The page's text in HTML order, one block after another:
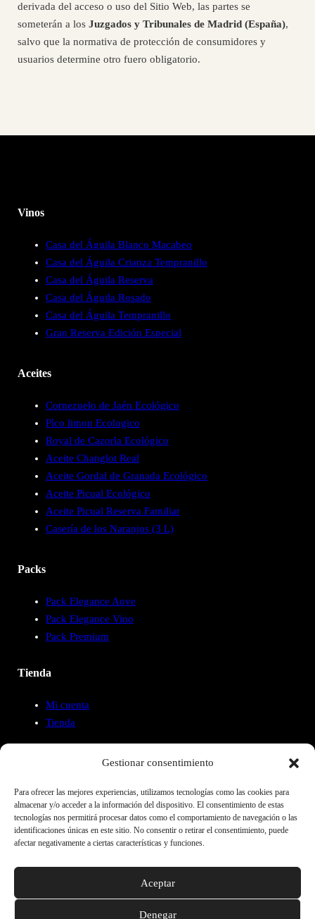
Gestionar consentimiento
Para ofrecer las mejores experiencias, utilizamos tecnologías como las cookies para
almacenar y/o acceder a la información del dispositivo. El consentimiento de estas
tecnologías nos permitirá procesar datos como el comportamiento de navegación o las
identificaciones únicas en este sitio. No consentir o retirar el consentimiento, puede
afectar negativamente a ciertas características y funciones.
Aceptar
Denegar
derivada del acceso o uso del Sitio Web, las partes se
someterán a los Juzgados y Tribunales de Madrid (España),
salvo que la normativa de protección de consumidores y
usuarios determine otro fuero obligatorio.
Vinos
Casa del Águila Blanco Macabeo
Casa del Águila Crianza Tempranillo
Casa del Águila Reserva
Casa del Águila Rosado
Casa del Águila Tempranillo
Gran Reserva Edición Especial
Aceites
Cornezuelo de Jaén Ecológico
Pìco limon Ecologico
Royal de Cazorla Ecológico
Aceite Changlot Real
Aceite Gordal de Granada Ecológico
Aceite Picual Ecológico
Aceite Picual Reserva Familiar
Casería de los Naranjos (3 L)
Packs
Pack Elegance Aove
Pack Elegance Vino
Pack Premium
Tienda
Mi cuenta
Tienda
Quiénes somos
Blog
Contacto
Legal
Aviso legal
Política de privacidad